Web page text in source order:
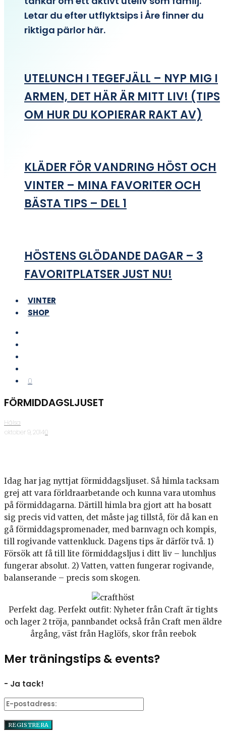
Letar du efter utflyktsips i Åre finner du
riktiga pärlor här.
UTELUNCH I TEGEFJÄLL – NYP MIG I
ARMEN, DET HÄR ÄR MITT LIV! (TIPS
OM HUR DU KOPIERAR RAKT AV)
KLÄDER FÖR VANDRING HÖST OCH
VINTER – MINA FAVORITER OCH
BÄSTA TIPS – DEL 1
HÖSTENS GLÖDANDE DAGAR – 3
FAVORITPLATSER JUST NU!
VINTER
SHOP
0
FÖRMIDDAGSLJUSET
Hälsa
·oktober 9, 2014·0
Idag har jag nyttjat förmiddagsljuset. Så himla tacksam
grej att vara förldraarbetande och kunna vara utomhus
på förmiddagarna. Därtill himla bra gjort att ha bosatt
sig precis vid vatten, det måste jag tillstå, för då kan en
gå förmiddagspromenader, med barnvagn och kompis,
till rogivande vattenkluck. Dagens tips är därför två. 1)
Försök att få till lite förmiddagsljus i ditt liv – lunchljus
fungerar absolut. 2) Vatten, vatten fungerar rogivande,
balanserande – precis som skogen.
Perfekt dag. Perfekt outfit: Nyheter från Craft är tights
och lager 2 tröja, pannbandet också från Craft men äldre
årgång, väst från Haglöfs, skor från reebok
Mer träningstips & events?
- Ja tack!